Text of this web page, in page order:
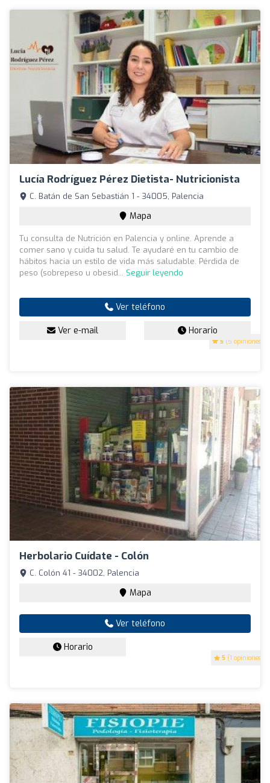
Lucía Rodríguez Pérez Dietista- Nutricionista
5 (5 opiniones)
C. Batán de San Sebastián 1 - 34005, Palencia
Mapa
Tu consulta de Nutrición en Palencia y online. Aprende a
comer sano y cuida tu salud. Te ayudaré en tu cambio de
hábitos hacia un estilo de vida más saludable. Pérdida de
peso (sobrepeso u obesid... Seguir leyendo
Ver teléfono
Ver e-mail Horario
Herbolario Cuídate - Colón
5 (1 opiniones)
C. Colón 41 - 34002, Palencia
Mapa
Ver teléfono
Horario